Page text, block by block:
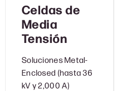
Celdas de
Media
Tensión
Soluciones Metal-
Enclosed (hasta 36
kV y 2,000 A)